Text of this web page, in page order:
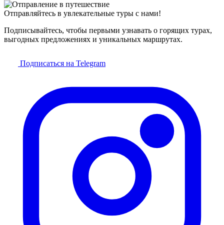
Отправляйтесь в увлекательные туры с нами!
Подписывайтесь, чтобы первыми узнавать о горящих турах,
выгодных предложениях и уникальных маршрутах.
Подписаться на Telegram